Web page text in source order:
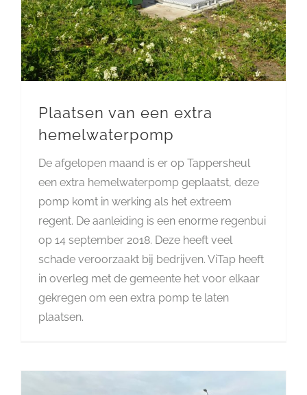
Plaatsen van een extra
hemelwaterpomp
De afgelopen maand is er op Tappersheul
een extra hemelwaterpomp geplaatst, deze
pomp komt in werking als het extreem
regent. De aanleiding is een enorme regenbui
op 14 september 2018. Deze heeft veel
schade veroorzaakt bij bedrijven. ViTap heeft
in overleg met de gemeente het voor elkaar
gekregen om een extra pomp te laten
plaatsen.